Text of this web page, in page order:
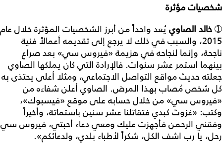
شخصيات مؤثرة
➀خالد الصاوييُعد واحداً من أبرز الشخصيات المؤثرة خلال عام
2015، والسبب في ذلك لا يرجع إلى تقديمه أعمالاً فنية
ناجحة، وإنما لنجاحه في هزيمة «فيروس سي» بعد صراع
بينهما استمر عشر سنوات. فالإرادة التي كان يملكها الصاوي
جعلته حديث مواقع التواصل الاجتماعي، ومثلاً أعلى يحتذى به
كل شخص مُصاب بهذا المرض. الصاوي أعلن شفاءه من
«فيروس سي» من خلال حسابه على موقع «فيسبوك»،
وكتب: «غزوتَ كبدي فتقاتلنا عشر سنين باستماتة، وأخيراً
وفقني الرحمن فأجهزت عليك ومعي دعاء أحبتي، فيروس سي
رحل، يا رب اشف الكل، شكراً لأطباء بلدي، ولدعائكم».